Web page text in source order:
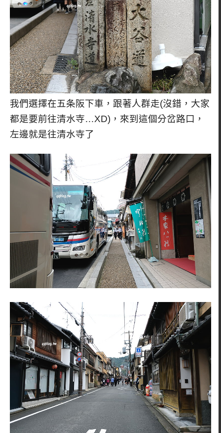
我們選擇在五条阪下車，跟著人群走(沒錯，大家
都是要前往清水寺…XD)，來到這個分岔路口，
左邊就是往清水寺了